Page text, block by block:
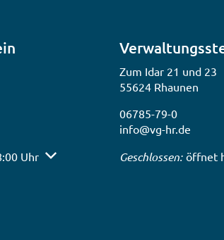
Schließzeiten auszublenden
Uhr
Zum Idar 21 und 23
55624 Rhaunen
06785-79-0
info@vg-hr.de
Klicken, um weitere
Geschlossen: öffnet